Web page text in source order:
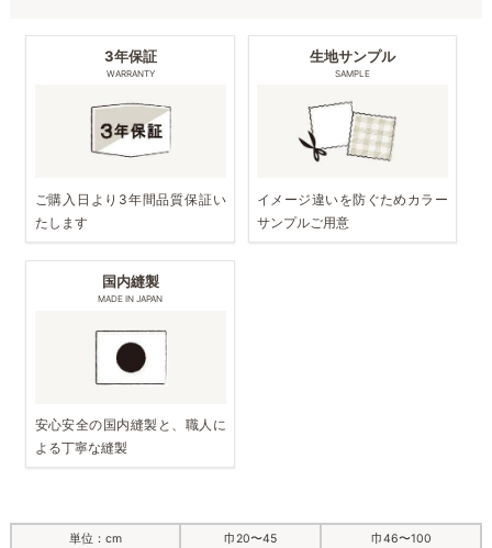
3年保証
WARRANTY
ご購入日より3年間品質保証い
たします
生地サンプル
SAMPLE
イメージ違いを防ぐためカラー
サンプルご用意
国内縫製
MADE IN JAPAN
安心安全の国内縫製と、職人に
よる丁寧な縫製
単位：cm 巾20〜45
巾46〜100